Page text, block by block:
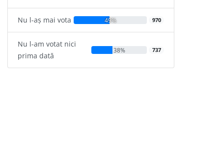
Nu l-aș mai vota 49% 970
Nu l-am votat nici
prima dată
38% 737